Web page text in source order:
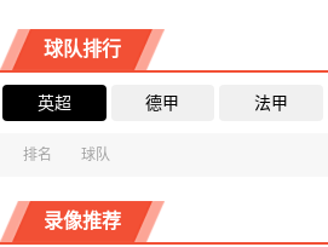
球队排行
英超 德甲 法甲
排名 球队
录像推荐